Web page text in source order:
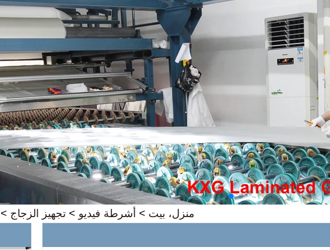
منزل، بيت > أشرطة فيديو > تجهيز الزجاج >